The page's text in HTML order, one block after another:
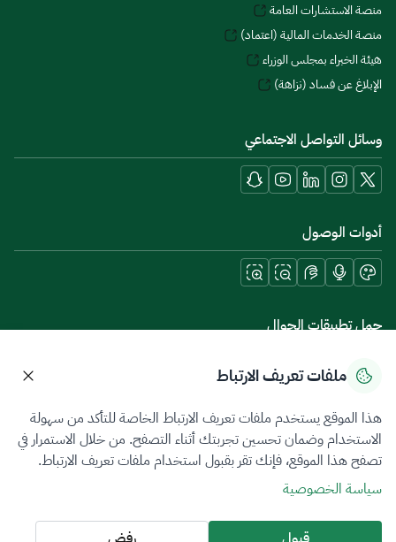
منصة الاستشارات العامة
منصة الخدمات المالية (اعتماد)
هيئة الخبراء بمجلس الوزراء
الإبلاغ عن فساد (نزاهة)
وسائل التواصل الاجتماعي
أدوات الوصول
حمل تطبيقات الجوال
سياسة الخصوصيةشروط الاستخدامخريطة الموقع
جميع الحقوق محفوظة 2026 © ZATCA.GOV.SA
تم تطويره وصيانته بواسطة هيئة الزكاة والضريبة والجمارك
آخر تحديث للموقع في
ملفات تعريف الارتباط
هذا الموقع يستخدم ملفات تعريف الارتباط الخاصة للتأكد من سهولة
الاستخدام وضمان تحسين تجربتك أثناء التصفح. من خلال الاستمرار في
تصفح هذا الموقع، فإنك تقر بقبول استخدام ملفات تعريف الارتباط.
سياسة الخصوصية